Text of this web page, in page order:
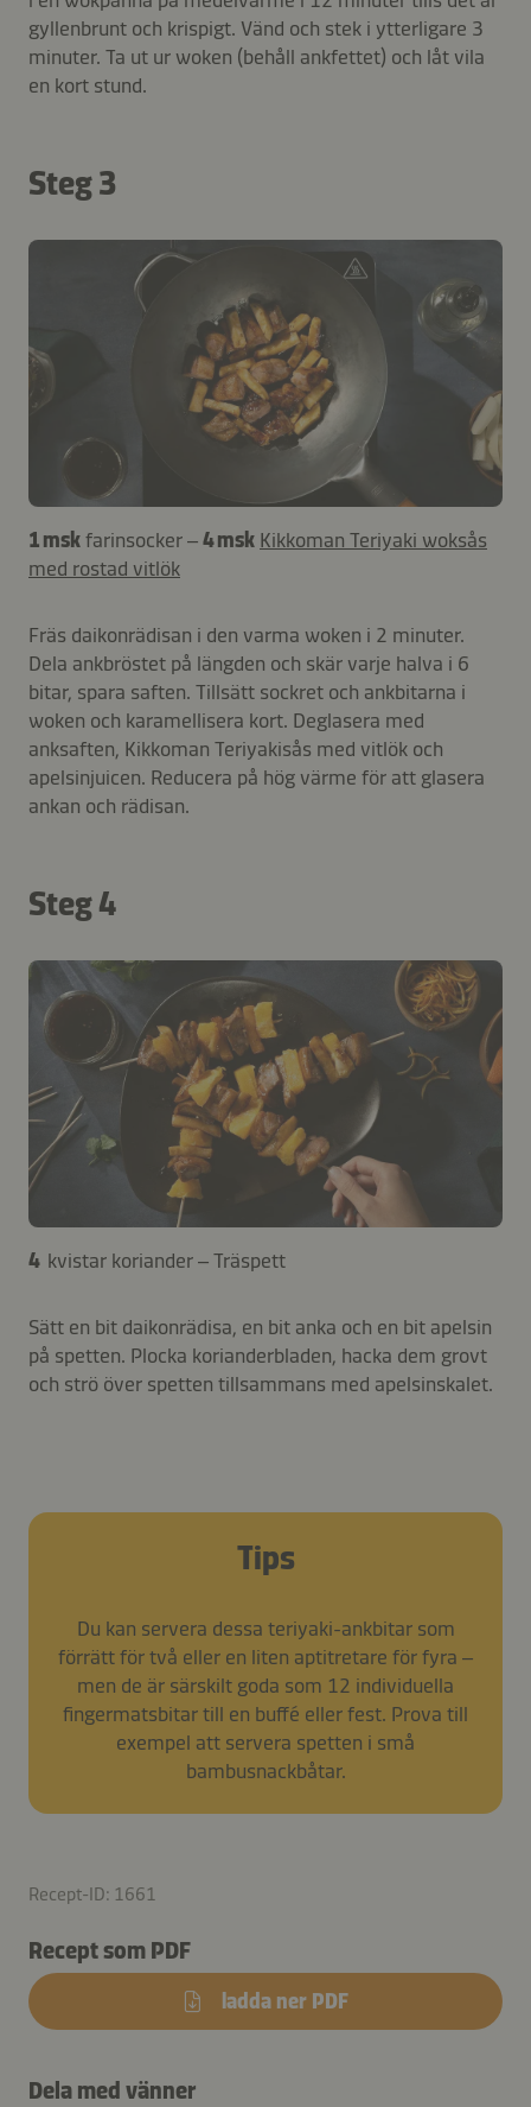
gyllenbrunt och krispigt. Vänd och stek i ytterligare 3
minuter. Ta ut ur woken (behåll ankfettet) och låt vila
en kort stund.
Steg 3
1 mskfarinsocker –4 msk Kikkoman Teriyaki woksås
med rostad vitlök
Fräs daikonrädisan i den varma woken i 2 minuter.
Dela ankbröstet på längden och skär varje halva i 6
bitar, spara saften. Tillsätt sockret och ankbitarna i
woken och karamellisera kort. Deglasera med
anksaften, Kikkoman Teriyakisås med vitlök och
apelsinjuicen. Reducera på hög värme för att glasera
ankan och rädisan.
Steg 4
4 kvistar koriander – Träspett
Sätt en bit daikonrädisa, en bit anka och en bit apelsin
på spetten. Plocka korianderbladen, hacka dem grovt
och strö över spetten tillsammans med apelsinskalet.
Tips
Du kan servera dessa teriyaki-ankbitar som
förrätt för två eller en liten aptitretare för fyra –
men de är särskilt goda som 12 individuella
fingermatsbitar till en buffé eller fest. Prova till
exempel att servera spetten i små
bambusnackbåtar.
Recept-ID: 1661
Recept som PDF
ladda ner PDF
Dela med vänner